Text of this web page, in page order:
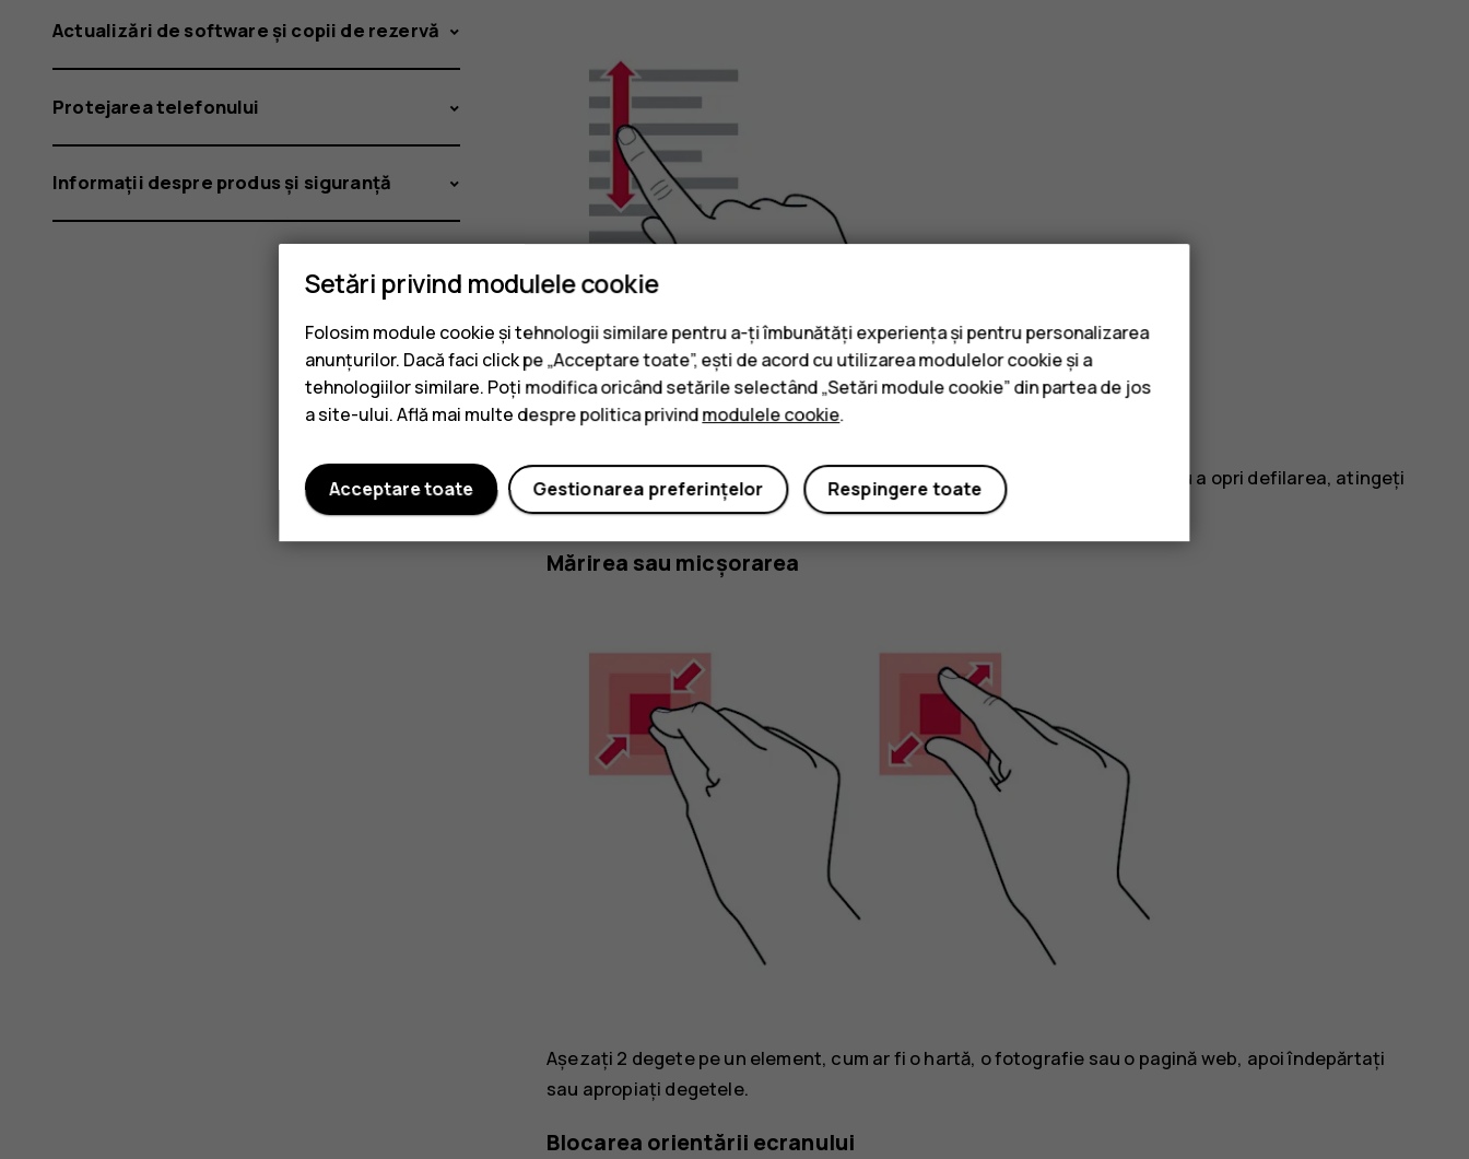
Glisați degetul rapid în sus sau în jos pe ecran, apoi ridicați degetul. Pentru a opri defilarea, atingeți
ecranul.
Mărirea sau micșorarea
Așezați 2 degete pe un element, cum ar fi o hartă, o fotografie sau o pagină web, apoi îndepărtați
sau apropiați degetele.
Blocarea orientării ecranului
Actualizări de software și copii de rezervă
Protejarea telefonului
Informații despre produs și siguranță
Setări privind modulele cookie
Folosim module cookie și tehnologii similare pentru a-ți îmbunătăți experiența și pentru personalizarea
anunțurilor. Dacă faci click pe „Acceptare toate”, ești de acord cu utilizarea modulelor cookie și a
tehnologiilor similare. Poți modifica oricând setările selectând „Setări module cookie” din partea de jos
a site-ului. Află mai multe despre politica privindmodulele cookie.
Respingere toate
Gestionarea preferințelor
Acceptare toate